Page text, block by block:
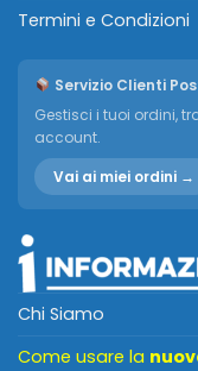
Termini e Condizioni
Servizio Clienti
Gestisci i tuoi ordini,
account.
Vai ai miei ordini →
Chi Siamo
Come usare la